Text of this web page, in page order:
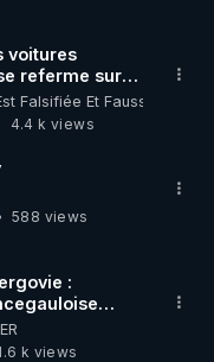
voitures
referme sur
Falsifiée Et Fausse
4.4 k views
588 views
:
‪@gladysriifard5710‬ Laëtitia
k views